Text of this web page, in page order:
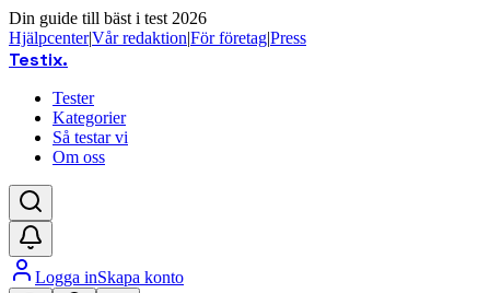
Din guide till bäst i test 2026
Hjälpcenter|Vår redaktion|För företag|Press
Testix.
Tester
Kategorier
Så testar vi
Om oss
Logga inSkapa konto